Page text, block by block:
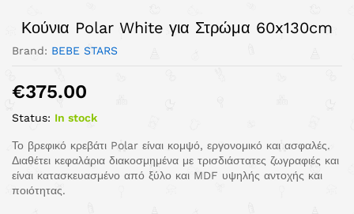
Κούνια Polar White για Στρώμα 60x130cm
Brand: BEBE STARS
€375.00
Status: In stock
Το βρεφικό κρεβάτι Polar είναι κομψό, εργονομικό και ασφαλές.
Διαθέτει κεφαλάρια διακοσμημένα με τρισδιάστατες ζωγραφιές και
είναι κατασκευασμένο από ξύλο και MDF υψηλής αντοχής και
ποιότητας.